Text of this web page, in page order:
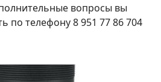
вопросы вы
по телефону 8 951 77 86 704